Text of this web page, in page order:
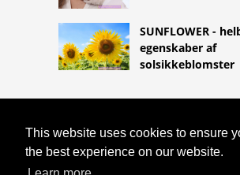
This website uses cookies to ensure
the best experience on our website.
SUNFLOWER -
egenskaber af
solsikkeblomster
COPYRIGHT 2026
HTTPS://
AKUPUNKTUR ER LIGE SÅ